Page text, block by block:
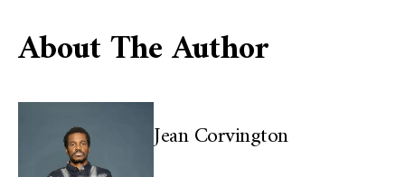
About The Author
Jean Corvington